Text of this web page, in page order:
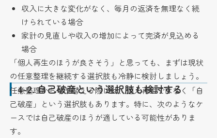
収入に大きな変化がなく、毎月の返済を無理なく続
けられている場合
家計の見直しや収入の増加によって完済が見込める
場合
「個人再生のほうが良さそう」と思っても、まずは現状
の任意整理を継続する選択肢も冷静に検討しましょう。
4-2.自己破産という選択肢も検討する
任意整理から切り替える際には、個人再生ではなく「自
己破産」という選択肢もあります。特に、次のようなケ
ースでは自己破産のほうが適している可能性がありま
す。